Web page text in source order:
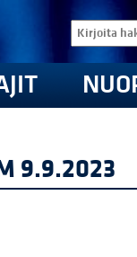
9.9.2023